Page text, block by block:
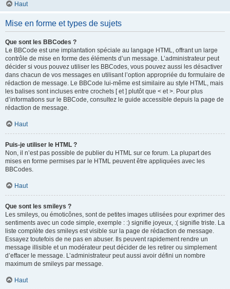
Haut
Mise en forme et types de sujets
Que sont les BBCodes ?
Le BBCode est une implantation spéciale au langage HTML, offrant un large
contrôle de mise en forme des éléments d’un message. L’administrateur peut
décider si vous pouvez utiliser les BBCodes, vous pouvez aussi les désactiver
dans chacun de vos messages en utilisant l’option appropriée du formulaire de
rédaction de message. Le BBCode lui-même est similaire au style HTML, mais
les balises sont incluses entre crochets [ et ] plutôt que < et >. Pour plus
d’informations sur le BBCode, consultez le guide accessible depuis la page de
rédaction de message.
Haut
Puis-je utiliser le HTML ?
Non, il n’est pas possible de publier du HTML sur ce forum. La plupart des
mises en forme permises par le HTML peuvent être appliquées avec les
BBCodes.
Haut
Que sont les smileys ?
Les smileys, ou émoticônes, sont de petites images utilisées pour exprimer des
sentiments avec un code simple, exemple : :) signifie joyeux, :( signifie triste. La
liste complète des smileys est visible sur la page de rédaction de message.
Essayez toutefois de ne pas en abuser. Ils peuvent rapidement rendre un
message illisible et un modérateur peut décider de les retirer ou simplement
d’effacer le message. L’administrateur peut aussi avoir défini un nombre
maximum de smileys par message.
Haut